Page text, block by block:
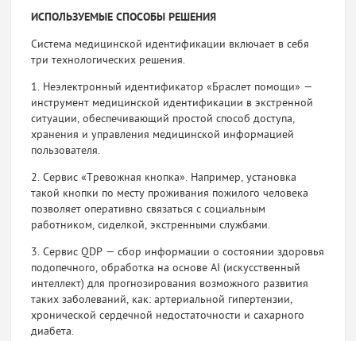
ИСПОЛЬЗУЕМЫЕ СПОСОБЫ РЕШЕНИЯ
Система медицинской идентификации включает в себя
три тех­нологических решения.
1. Неэлектронный идентификатор «Браслет помощи» —
инструмент медицинской идентификации в экстренной
ситу­ации, обеспечивающий простой способ доступа,
хранения и управления медицинской информацией
пользователя.
2. Сервис «Тревожная кнопка». Например, установка
такой кнопки по месту проживания пожилого человека
позволяет оперативно связаться с социальным
работником, сиделкой, экстренными службами.
3. Сервис QDP — сбор информации о состоянии здоровья
подопечного, обработка на основе AI (искусственный
интел­лект) для прогнозирования возможного развития
таких заболеваний, как: артериальной гипертензии,
хронической сердечной недостаточности и сахарного
диабета.